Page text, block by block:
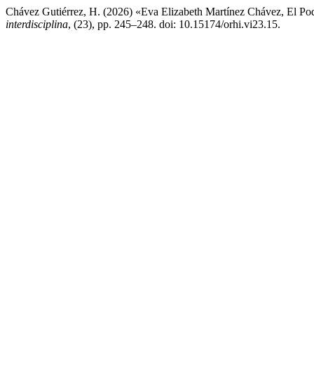
Chávez Gutiérrez, H. (2026) «Eva Elizabeth Martínez Chávez, El
interdisciplina, (23), pp. 245–248. doi: 10.15174/orhi.vi23.15.